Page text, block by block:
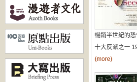
暢銷半世紀的
十大反派之一
(more)